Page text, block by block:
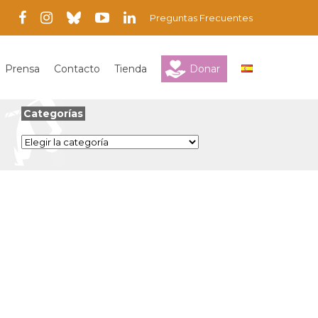
Preguntas Frecuentes
Prensa Contacto Tienda Donar
Categorías
Categorías